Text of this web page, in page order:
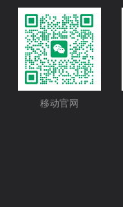
移动官网